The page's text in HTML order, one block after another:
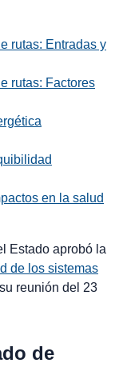
rutas: Entradas y
rutas: Factores
en la salud
Estado aprobó la
de los sistemas
reunión del 23
de